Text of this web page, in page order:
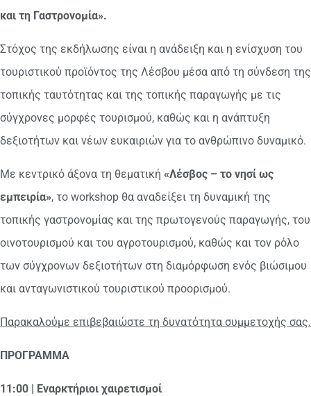
και τη Γαστρονομία».
Στόχος της εκδήλωσης είναι η ανάδειξη και η ενίσχυση του
τουριστικού προϊόντος της Λέσβου μέσα από τη σύνδεση της
τοπικής ταυτότητας και της τοπικής παραγωγής με τις
σύγχρονες μορφές τουρισμού, καθώς και η ανάπτυξη
δεξιοτήτων και νέων ευκαιριών για το ανθρώπινο δυναμικό.
Με κεντρικό άξονα τη θεματική «Λέσβος – το νησί ως
εμπειρία», το workshop θα αναδείξει τη δυναμική της
τοπικής γαστρονομίας και της πρωτογενούς παραγωγής, του
οινοτουρισμού και του αγροτουρισμού, καθώς και τον ρόλο
των σύγχρονων δεξιοτήτων στη διαμόρφωση ενός βιώσιμου
και ανταγωνιστικού τουριστικού προορισμού.
Παρακαλούμε επιβεβαιώστε τη δυνατότητα συμμετοχής σας.
ΠΡΟΓΡΑΜΜΑ
11:00 | Εναρκτήριοι χαιρετισμοί